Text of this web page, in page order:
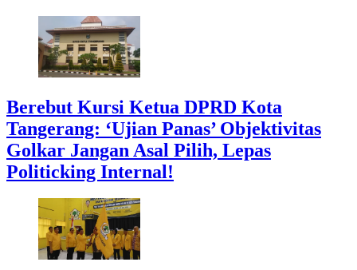
Berebut Kursi Ketua DPRD Kota
Tangerang: ‘Ujian Panas’ Objektivitas
Golkar Jangan Asal Pilih, Lepas
Politicking Internal!